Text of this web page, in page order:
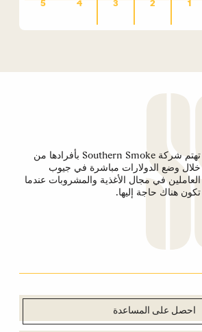
1
2
3
4
5
تهتم شركة Southern Smoke بأفرادها من
خلال وضع الدولارات مباشرة في جيوب
العاملين في مجال الأغذية والمشروبات عندما
تكون هناك حاجة إليها.
احصل على المساعدة